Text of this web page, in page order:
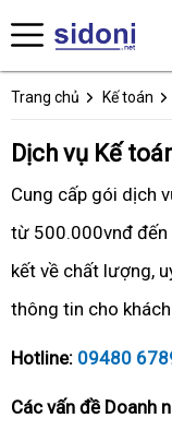
Trang chủ Kế toán
Dịch vụ Kế
Cung cấp gói dịch
từ 500.000vnđ
kết về chất lượng,
thông tin cho
Hotline: 09480
Các vấn đề Doanh